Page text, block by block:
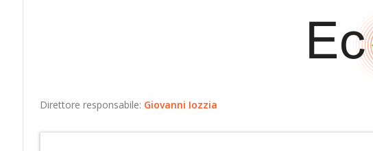
Direttore responsabile: Giovanni Iozzia